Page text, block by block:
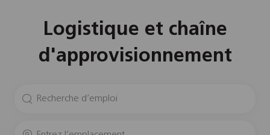
Logistique et chaîne
d'approvisionnement
Search
Job
Enter